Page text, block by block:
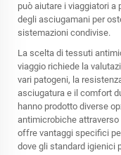
può aiutare i viaggiatori
degli asciugamani per
sistemazioni condivise.
La scelta di tessuti
viaggio richiede la
vari patogeni, la
asciugatura e il comfort
hanno prodotto diverse
antimicrobiche
offre vantaggi specifici
dove gli standard igienici